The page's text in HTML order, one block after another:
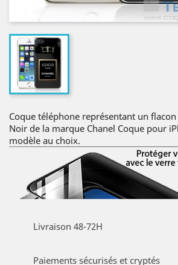
Coque téléphone représentant un
Noir de la marque Chanel Coque pour
modèle au choix.
Livraison 48-72H
Paiements sécurisés et cryptés